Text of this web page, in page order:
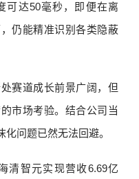
可达50毫秒，即便在离
仍能精准识别各类隐蔽
赛道成长前景广阔，但
市场考验。结合公司当
问题已然无法回避。
清智元实现营收6.69亿